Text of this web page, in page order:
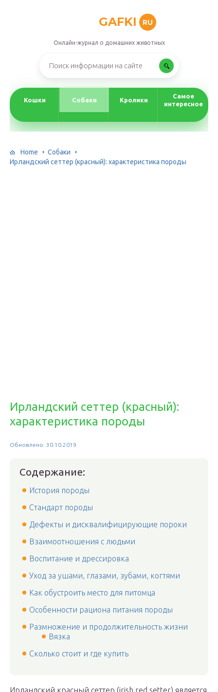
GAFKI RU
Онлайн-журнал о домашних животных
Кошки Собаки Кролики
Самое
интересное
Home
Собаки
Ирландский сеттер (красный): характеристика породы
Ирландский сеттер (красный):
характеристика породы
Обновлено: 30.10.2019
Содержание:
История породы
Стандарт породы
Дефекты и дисквалифицирующие пороки
Взаимоотношения с людьми
Воспитание и дрессировка
Уход за ушами, глазами, зубами, когтями
Как обустроить место для питомца
Особенности рациона питания породы
Размножение и продолжительность жизни
Вязка
Сколько стоит и где купить
Ирландский красный сеттер (irish red setter) является